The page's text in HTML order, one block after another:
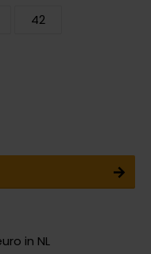
42
in NL